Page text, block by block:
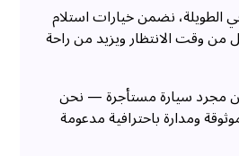
الطويلة، نضمن خيارات استلام
من وقت الانتظار ويزيد من راحة
مجرد سيارة مستأجرة — نحن
ومدارة باحترافية مدعومة